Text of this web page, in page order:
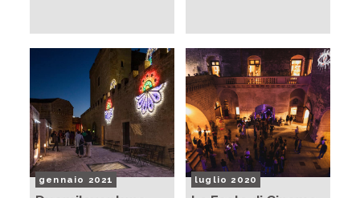
gennaio 2021 luglio 2020